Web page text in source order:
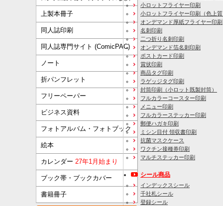
上製本冊子
同人誌印刷
同人誌専門サイト (ComicPAC)
ノート
折パンフレット
フリーペーパー
ビジネス資料
フォトアルバム・フォトブック
絵本
カレンダー 27年1月始まり
ブック帯・ブックカバー
書籍冊子
小ロットフライヤー印刷
小ロットフライヤー印刷（色上
オンデマンド厚紙フライヤー印刷
名刺印刷
二つ折り名刺印刷
オンデマンド箔名刺印刷
ポストカード印刷
賞状印刷
商品タグ印刷
ラゲッジタグ印刷
封筒印刷
（小ロット既製封筒）
フルカラーコースター印刷
メニュー印刷
フルカラーステッカー印刷
郵便ハガキ印刷
ミシン目付 領収書印刷
抗菌マスクケース
ワクチン接種券印刷
マルチステッカー印刷
シール商品
インデックスシール
千社札シール
登録シール